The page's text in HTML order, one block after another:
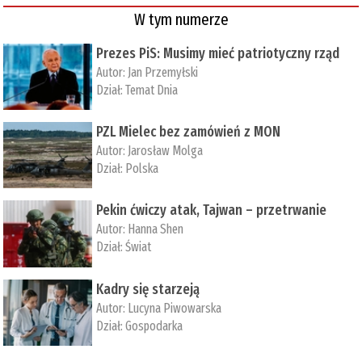
W tym numerze
Prezes PiS: Musimy mieć patriotyczny rząd
Autor: Jan Przemyłski
Dział:Temat Dnia
PZL Mielec bez zamówień z MON
Autor: Jarosław Molga
Dział: Polska
Pekin ćwiczy atak, Tajwan – przetrwanie
Autor: ­Hanna Shen
Dział:Świat
Kadry się starzeją
Autor: Lucyna Piwowarska
Dział:Gospodarka